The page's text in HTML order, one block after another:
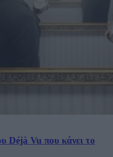
Déjà Vu που κάνει το